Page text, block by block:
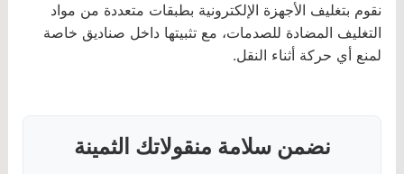
نقوم بتغليف الأجهزة الإلكترونية بطبقات متعددة من مواد
التغليف المضادة للصدمات، مع تثبيتها داخل صناديق خاصة
لمنع أي حركة أثناء النقل.
نضمن سلامة منقولاتك الثمينة